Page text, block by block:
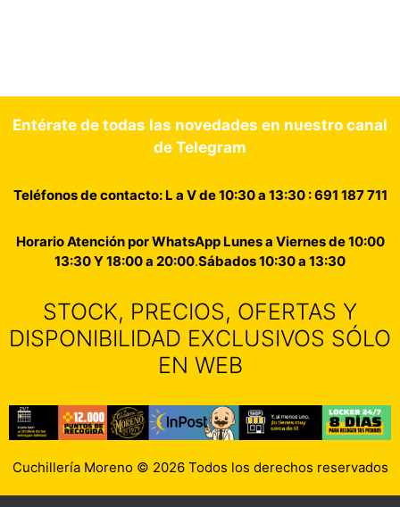
Entérate de todas las novedades en nuestro canal
de Telegram
Teléfonos de contacto: L a V de 10:30 a 13:30 : 691 187 711
Horario Atención por WhatsApp Lunes a Viernes de 10:00
13:30 Y 18:00 a 20:00.Sábados 10:30 a 13:30
STOCK, PRECIOS, OFERTAS Y
DISPONIBILIDAD EXCLUSIVOS SÓLO
EN WEB
Cuchillería Moreno © 2026 Todos los derechos reservados